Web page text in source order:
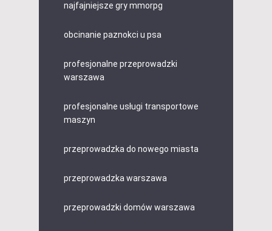
najfajniejsze gry mmorpg
obcinanie paznokci u psa
profesjonalne przeprowadzki
warszawa
profesjonalne usługi transportowe
maszyn
przeprowadzka do nowego miasta
przeprowadzka warszawa
przeprowadzki domów warszawa